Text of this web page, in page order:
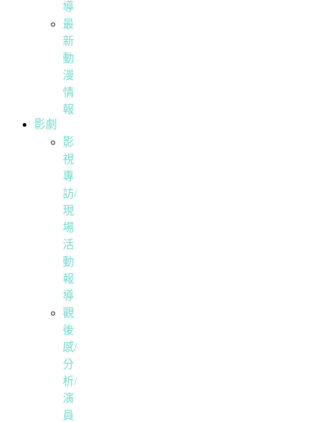
導
最
新
動
漫
情
報
影劇
影
視
專
訪/
現
場
活
動
報
導
觀
後
感/
分
析/
演
員